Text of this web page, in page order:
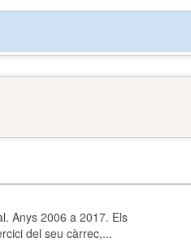
Anys 2006 a 2017. Els
del seu càrrec,...